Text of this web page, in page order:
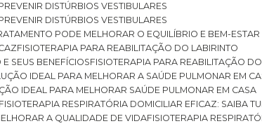
DISTÚRBIOS VESTIBULARES
DISTÚRBIOS VESTIBULARES
PODE MELHORAR O EQUILÍBRIO E BEM-ESTAR
FISIOTERAPIA PARA REABILITAÇÃO DO LABIRINTO
SEUS BENEFÍCIOS
FISIOTERAPIA PARA REABILITAÇÃO
IDEAL PARA MELHORAR A SAÚDE PULMONAR EM
IDEAL PARA MELHORAR SAÚDE PULMONAR EM CASA
FISIOTERAPIA RESPIRATÓRIA DOMICILIAR EFICAZ: SAIBA
A QUALIDADE DE VIDA
FISIOTERAPIA